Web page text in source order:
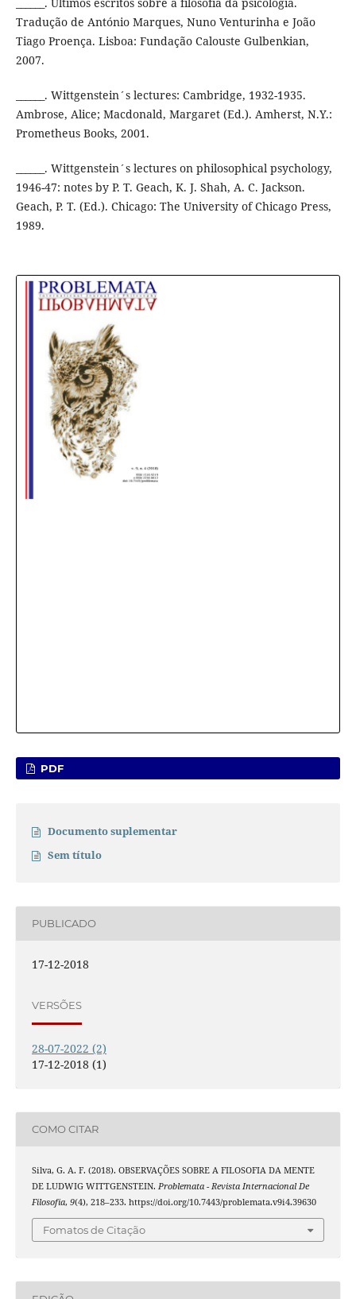
Tradução de António Marques, Nuno Venturinha e João
Tiago Proença. Lisboa: Fundação Calouste Gulbenkian,
2007.
______. Wittgenstein´s lectures: Cambridge, 1932-1935.
Ambrose, Alice; Macdonald, Margaret (Ed.). Amherst, N.Y.:
Prometheus Books, 2001.
______. Wittgenstein´s lectures on philosophical psychology,
1946-47: notes by P. T. Geach, K. J. Shah, A. C. Jackson.
Geach, P. T. (Ed.). Chicago: The University of Chicago Press,
1989.
PDF
Documento suplementar
Sem título
PUBLICADO
17-12-2018
VERSÕES
28-07-2022 (2)
17-12-2018 (1)
COMO CITAR
Silva, G. A. F. (2018). OBSERVAÇÕES SOBRE A FILOSOFIA DA MENTE
DE LUDWIG WITTGENSTEIN. Problemata - Revista Internacional De
Filosofia, 9(4), 218–233. https://doi.org/10.7443/problemata.v9i4.39630
Fomatos de Citação